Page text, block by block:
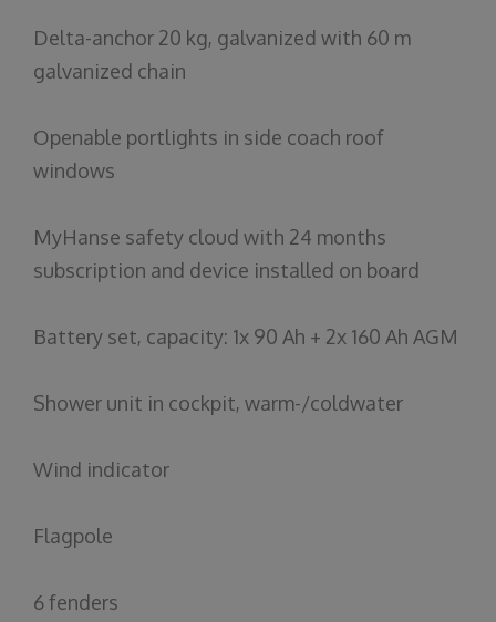
Delta-anchor 20 kg, galvanized with 60 m
galvanized chain
Openable portlights in side coach roof
windows
MyHanse safety cloud with 24 months
subscription and device installed on board
Battery set, capacity: 1x 90 Ah + 2x 160 Ah AGM
Shower unit in cockpit, warm-/coldwater
Wind indicator
Flagpole
6fenders